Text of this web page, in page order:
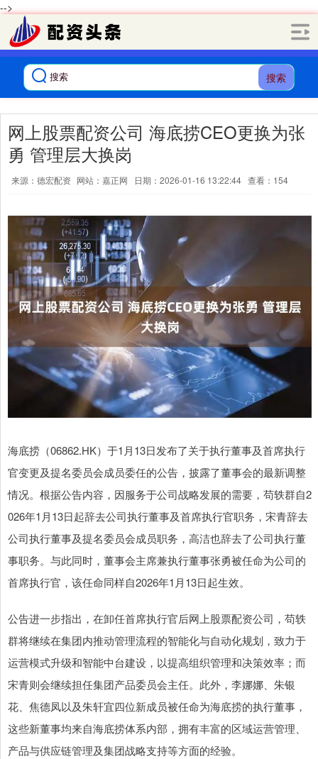
-->
搜索
网上股票配资公司 海底捞CEO更换为张
勇 管理层大换岗
来源：德宏配资 网站：嘉正网 日期：2026-01-16 13:22:44 查看：154
海底捞（06862.HK）于1月13日发布了关于执行董事及首席执行
官变更及提名委员会成员委任的公告，披露了董事会的最新调整
情况。根据公告内容，因服务于公司战略发展的需要，苟轶群自2
026年1月13日起辞去公司执行董事及首席执行官职务，宋青辞去
公司执行董事及提名委员会成员职务，高洁也辞去了公司执行董
事职务。与此同时，董事会主席兼执行董事张勇被任命为公司的
首席执行官，该任命同样自2026年1月13日起生效。
公告进一步指出，在卸任首席执行官后网上股票配资公司，苟轶
群将继续在集团内推动管理流程的智能化与自动化规划，致力于
运营模式升级和智能中台建设，以提高组织管理和决策效率；而
宋青则会继续担任集团产品委员会主任。此外，李娜娜、朱银
花、焦德凤以及朱轩宜四位新成员被任命为海底捞的执行董事，
这些新董事均来自海底捞体系内部，拥有丰富的区域运营管理、
产品与供应链管理及集团战略支持等方面的经验。